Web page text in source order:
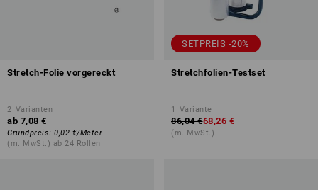
Stretch-Folie vorgereckt
2 Varianten
ab 7,08 €
Grundpreis: 0,02 €/Meter
(m. MwSt.) ab 24 Rollen
SETPREIS -20%
Stretchfolien-Testset
1 Variante
86,04 €68,26 €
(m. MwSt.)